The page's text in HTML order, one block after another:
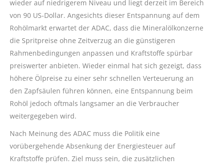
wieder auf niedrigerem Niveau und liegt derzeit im Bereich
von 90 US-Dollar. Angesichts dieser Entspannung auf dem
Rohölmarkt erwartet der ADAC, dass die Mineralölkonzerne
die Spritpreise ohne Zeitverzug an die günstigeren
Rahmenbedingungen anpassen und Kraftstoffe spürbar
preiswerter anbieten. Wieder einmal hat sich gezeigt, dass
höhere Ölpreise zu einer sehr schnellen Verteuerung an
den Zapfsäulen führen können, eine Entspannung beim
Rohöl jedoch oftmals langsamer an die Verbraucher
weitergegeben wird.
Nach Meinung des ADAC muss die Politik eine
vorübergehende Absenkung der Energiesteuer auf
Kraftstoffe prüfen. Ziel muss sein, die zusätzlichen